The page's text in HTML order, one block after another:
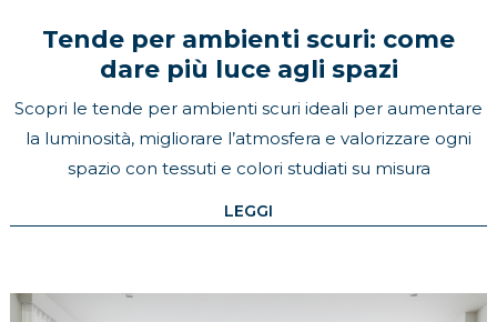
Tende per ambienti scuri: come
dare più luce agli spazi
Scopri le tende per ambienti scuri ideali per aumentare
la luminosità, migliorare l’atmosfera e valorizzare ogni
spazio con tessuti e colori studiati su misura
LEGGI